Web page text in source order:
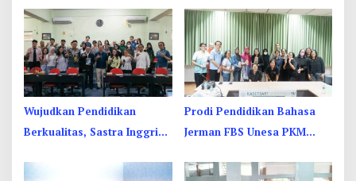
Terancam
Wujudkan Pendidikan
Berkualitas, Sastra Inggris
Prodi Pendidikan Bahasa
Jerman FBS Unesa PKM
Budaya di Thailand